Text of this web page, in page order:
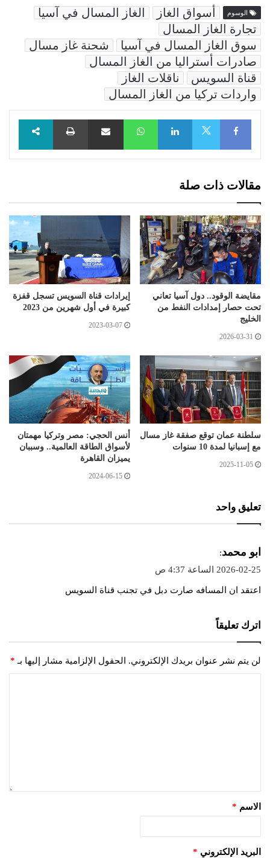
الوسوم أسواق الغاز
الغاز المسال في آسيا
تجارة الغاز المسال
سوق الغاز المسال في آسيا
شحنة غاز مسال
صادرات أستراليا من الغاز المسال
قناة السويس
ناقلات الغاز
واردات تركيا من الغاز المسال
Facebook
LinkedIn
WhatsAppمشاركة عبر البريد طباعة
مقالات ذات صلة
مقايضة الوقود.. دول آسيا تعاني
تحت حصار إمدادات النفط من
الخليج
2026-03-31
إيرادات قناة السويس تسجل قفزة
كبيرة في أول شهرين من 2023
2023-03-07
سلطنة عمان توقع صفقة غاز مسال
مع إسبانيا لمدة 10 سنوات
2025-11-05
أنس الحجي: مصر وتركيا مهمتان
لأسواق الطاقة العالمية.. وسببان
يميزان القاهرة
2024-06-15
تعليق واحد
ي
ق
ابو محمد:
2026-02-25 الساعة 4:37 ص
اعتقد ان المسافه صارت دبل في تجنب قناة السويس
اترك تعليقاً
لن يتم نشر عنوان بريدك الإلكتروني. الحقول الإلزامية مشار إليها بـ *
الاسم *
البريد الإلكتروني *